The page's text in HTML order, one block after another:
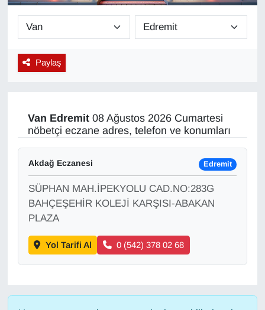
Paylaş
Van Edremit08 Ağustos 2026 Cumartesi
nöbetçi eczane adres, telefon ve konumları
Akdağ Eczanesi Edremit
SÜPHAN MAH.İPEKYOLU CAD.NO:283G
BAHÇEŞEHİR KOLEJİ KARŞISI-ABAKAN
PLAZA
Yol Tarifi Al 0 (542) 378 02 68
Diğer
DÜNYA
EKONOMİ
Eleman
Emlak
En çok konuşulanlar
Güncel